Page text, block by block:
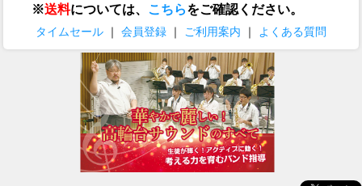
※送料については、 こちらをご確認ください。
タイムセール ｜ 会員登録 ｜ ご利用案内 ｜ よくある質問